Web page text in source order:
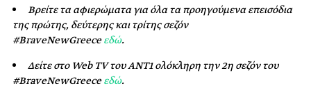
Βρείτε τα αφιερώματα για όλα τα προηγούμενα επεισόδια
της πρώτης, δεύτερης και τρίτης σεζόν
#BraveNewGreeceεδώ.
Δείτε στο Web TVτου ΑΝΤ1 ολόκληρη την2η σεζόντου
#BraveNewGreeceεδώ.